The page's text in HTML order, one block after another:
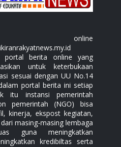
online
portal berita online yang
untuk keterbukaan
sesuai dengan UU No.14
portal berita ini setiap
itu instansi pemerintah
pemerintah (NGO) bisa
kinerja, ekspost kegiatan,
masing-masing lembaga
guna meningkatkan
kredibiltas serta